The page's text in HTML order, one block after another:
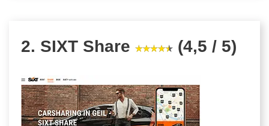
2. SIXT Share (4,5 / 5)